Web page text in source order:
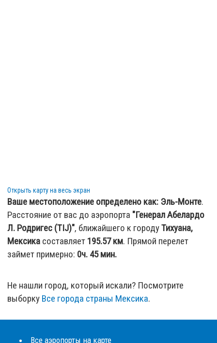
Открыть карту на весь экран
Ваше местоположение определено как: Эль-Монте.
Расстояние от вас до аэропорта "Генерал Абелардо
Л. Родригес (TIJ)", ближайшего к городуТихуана,
Мексика составляет 195.57км. Прямой перелет
займет примерно: 0ч. 45 мин.
Не нашли город, который искали? Посмотрите
выборку Все города страны Мексика.
Все аэропорты на карте